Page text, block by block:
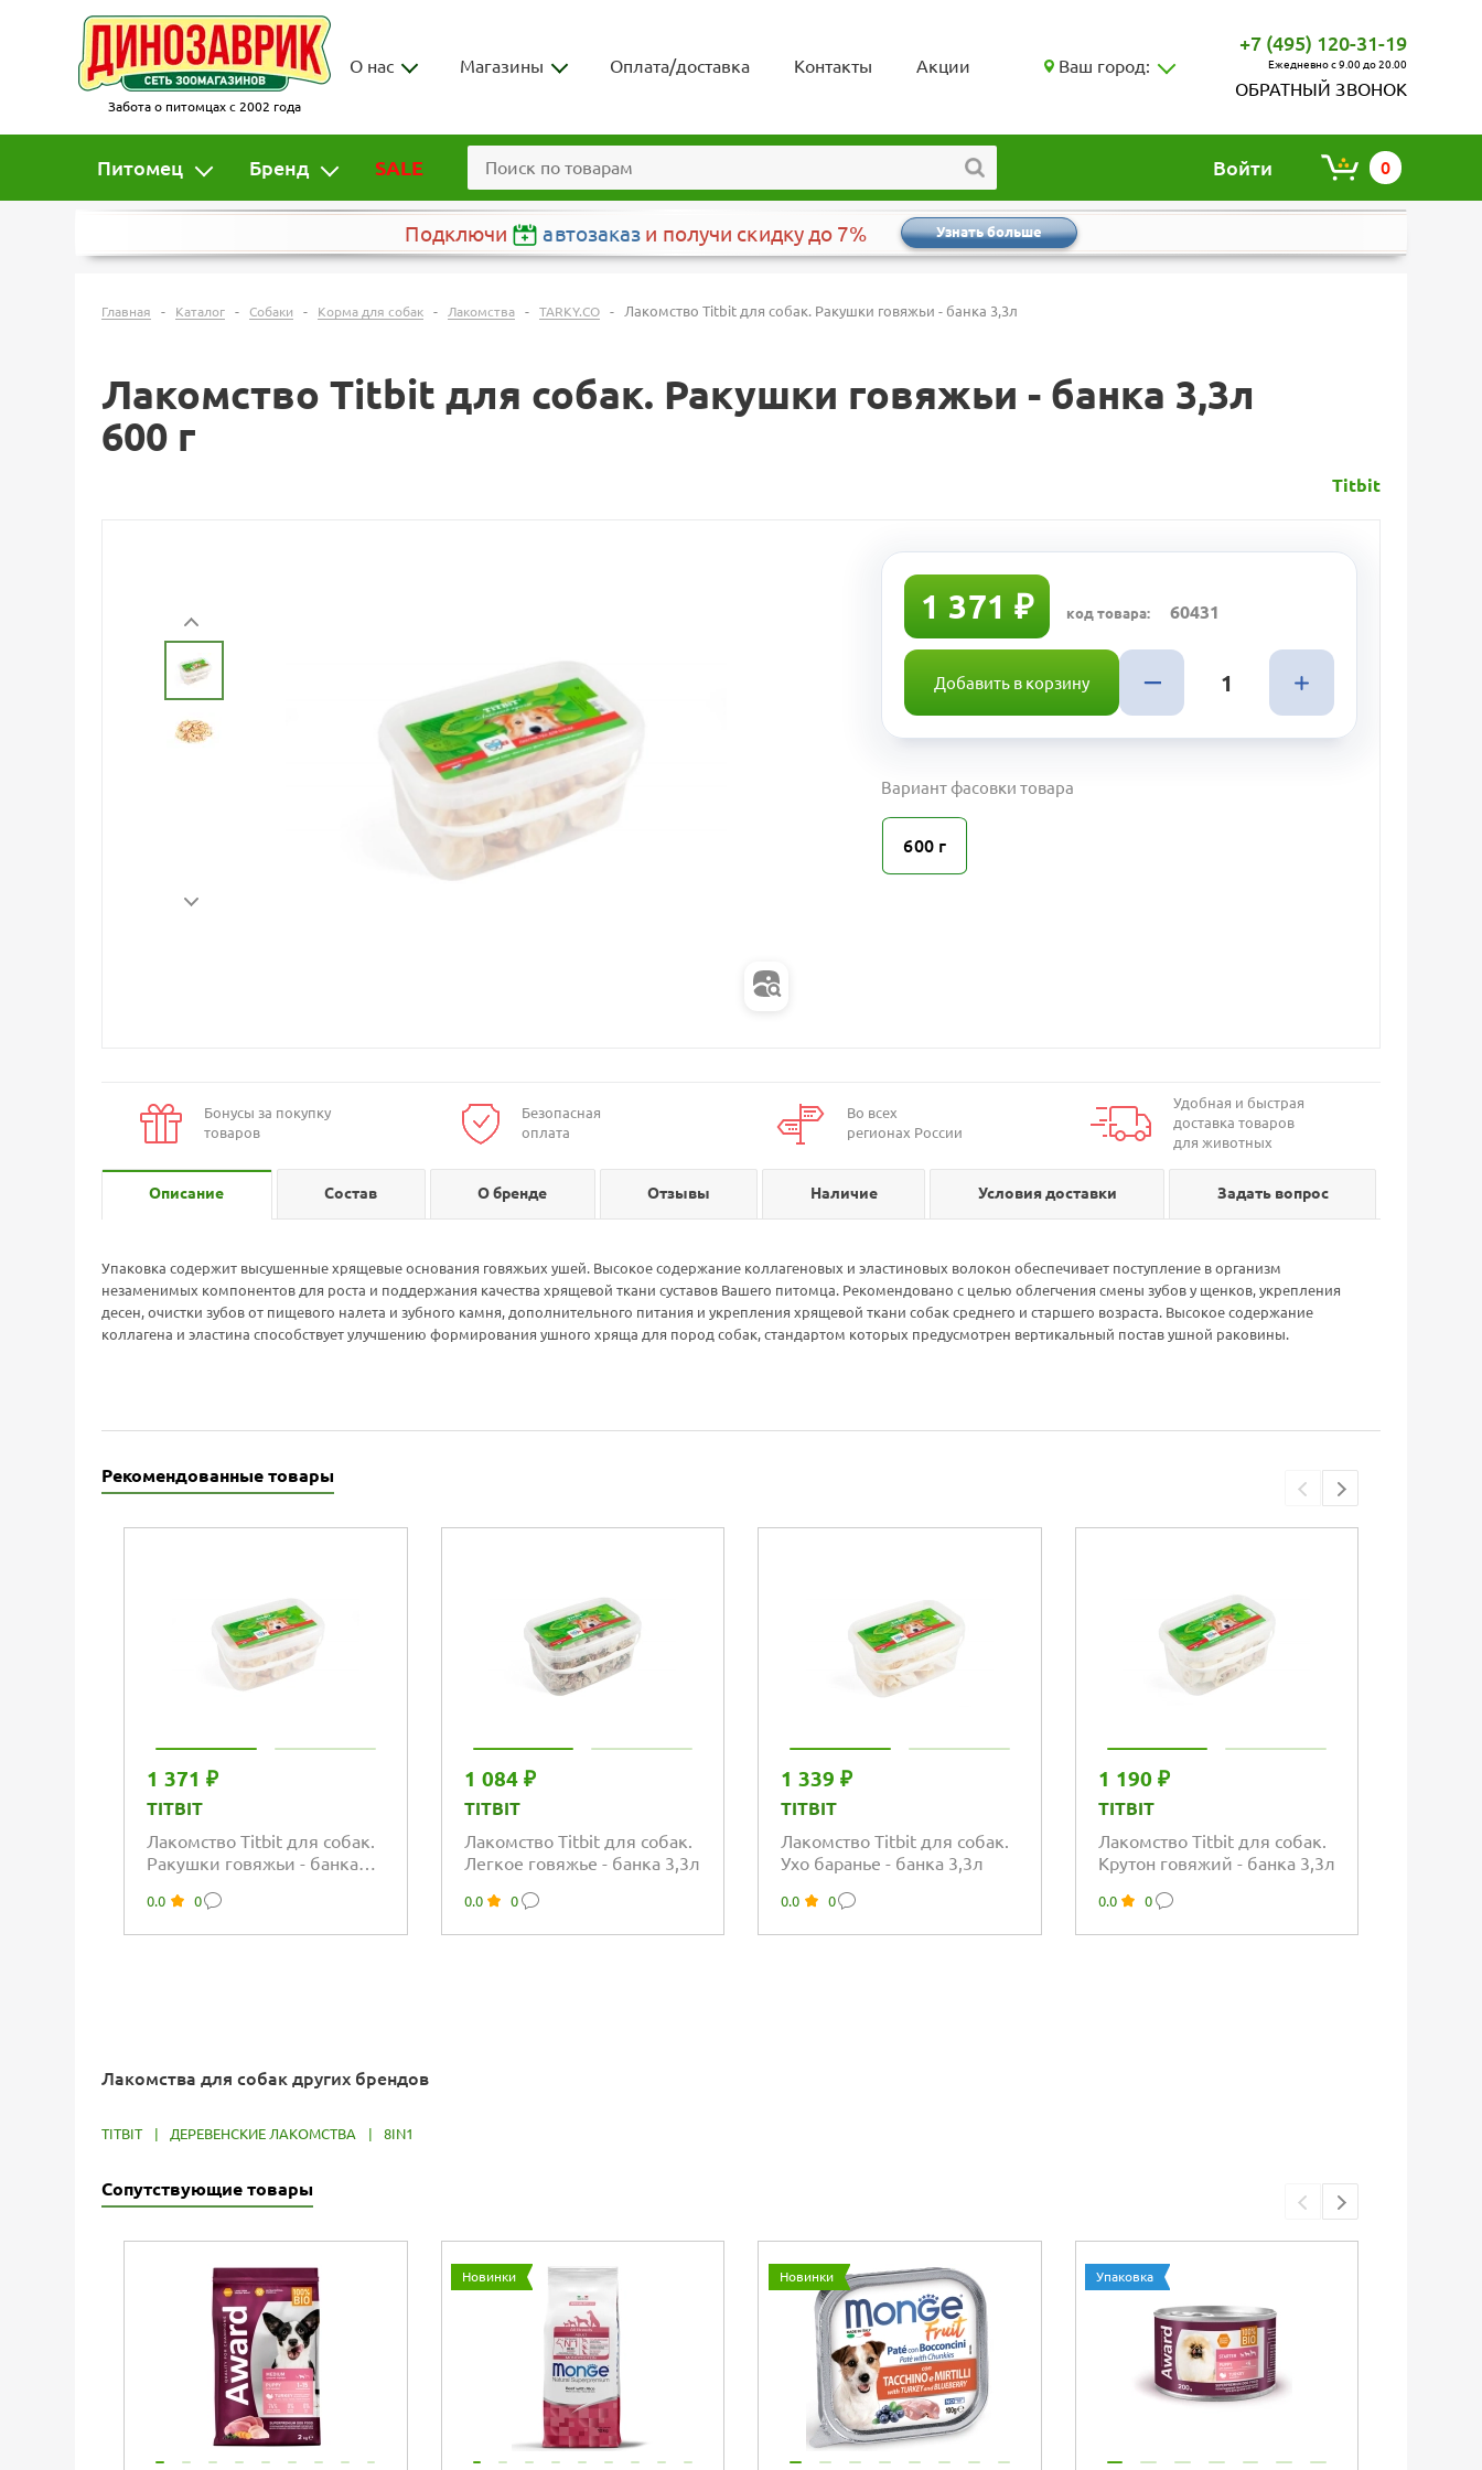
Забота о питомцах с 2002 года
О нас Магазины Оплата/доставка Контакты Акции Ваш город:
+7 (495) 120-31-19
Ежедневно с 9.00 до 20.00
ОБРАТНЫЙ ЗВОНОК
Питомец Бренд SALE Войти 0
Подключи автозаказ и получи скидку до 7% Узнать больше
Главная - Каталог - Собаки - Корма для собак - Лакомства - TARKY.CO - Лакомство Titbit для собак. Ракушки говяжьи - банка 3,3л
Лакомство Titbit для собак. Ракушки говяжьи - банка 3,3л
600 г
Titbit
1 371 ₽ код товара: 60431
Добавить в корзину
Вариант фасовки товара
600 г
Бонусы за покупку
товаров
Безопасная
оплата
Во всех
регионах России
Удобная и быстрая
доставка товаров
для животных
Описание Состав О бренде Отзывы Наличие Условия доставки Задать вопрос
Упаковка содержит высушенные хрящевые основания говяжьих ушей. Высокое содержание коллагеновых и эластиновых волокон обеспечивает поступление в организм
незаменимых компонентов для роста и поддержания качества хрящевой ткани суставов Вашего питомца. Рекомендовано с целью облегчения смены зубов у щенков, укрепления
десен, очистки зубов от пищевого налета и зубного камня, дополнительного питания и укрепления хрящевой ткани собак среднего и старшего возраста. Высокое содержание
коллагена и эластина способствует улучшению формирования ушного хряща для пород собак, стандартом которых предусмотрен вертикальный постав ушной раковины.
Рекомендованные товары
1 371 ₽
TITBIT
Лакомство Titbit для собак.
Ракушки говяжьи - банка
0.0 0
1 084 ₽
TITBIT
Лакомство Titbit для собак.
Легкое говяжье - банка 3,3л
0.0 0
1 339 ₽
TITBIT
Лакомство Titbit для собак.
Ухо баранье - банка 3,3л
0.0 0
1 190 ₽
TITBIT
Лакомство Titbit для собак.
Крутон говяжий - банка 3,3л
0.0 0
Лакомства для собак других брендов
TITBIT ДЕРЕВЕНСКИЕ ЛАКОМСТВА 8IN1
Сопутствующие товары
Новинки Новинки Упаковка